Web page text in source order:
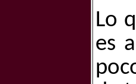
Lo
es